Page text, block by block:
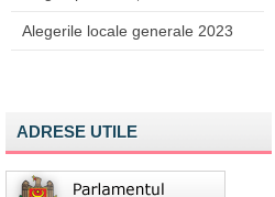
Alegerile locale generale 2023
ADRESE UTILE